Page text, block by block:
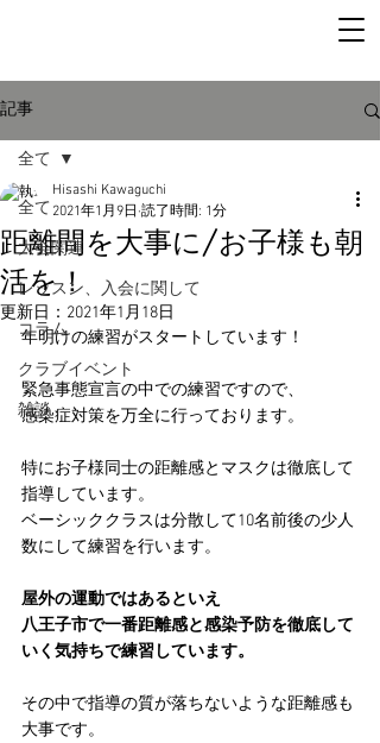
記事
全て
大会関連
レッスン、入会に関して
コラム
クラブイベント
雑談
全て
距離間を大事に/お子様も朝
活を！
Hisashi Kawaguchi
2021年1月9日 読了時間: 1分
更新日： 2021年1月18日
年明けの練習がスタートしています！
緊急事態宣言の中での練習ですので、
感染症対策を万全に行っております。
特にお子様同士の距離感とマスクは徹底して
指導しています。
ベーシッククラスは分散して10名前後の少人
数にして練習を行います。
屋外の運動ではあるといえ
八王子市で一番距離感と感染予防を徹底して
いく気持ちで練習しています。
その中で指導の質が落ちないような距離感も
大事です。